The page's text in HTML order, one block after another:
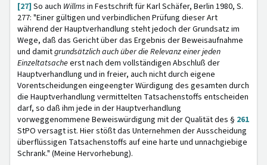
[27] So auch Willms in Festschrift für Karl Schäfer, Berlin 1980, S.
277: "Einer gültigen und verbindlichen Prüfung dieser Art
während der Hauptverhandlung steht jedoch der Grundsatz im
Wege, daß das Gericht über das Ergebnis der Beweisaufnahme
und damitgrundsätzlich auch über die Relevanz einer jeden
Einzeltatsacheerst nach dem vollständigen Abschluß der
Hauptverhandlung und in freier, auch nicht durch eigene
Vorentscheidungen eingeengter Würdigung des gesamten durch
die Hauptverhandlung vermittelten Tatsachenstoffs entscheiden
darf, so daß ihm jede in der Hauptverhandlung
vorweggenommene Beweiswürdigung mit der Qualität des § 261
StPO versagt ist. Hier stößt das Unternehmen der Ausscheidung
überflüssigen Tatsachenstoffs auf eine harte und unnachgiebige
Schrank." (Meine Hervorhebung).